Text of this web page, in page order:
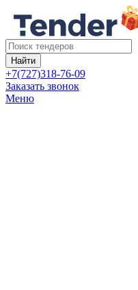
Найти
+7(727)318-76-09
Заказать звонок
Меню